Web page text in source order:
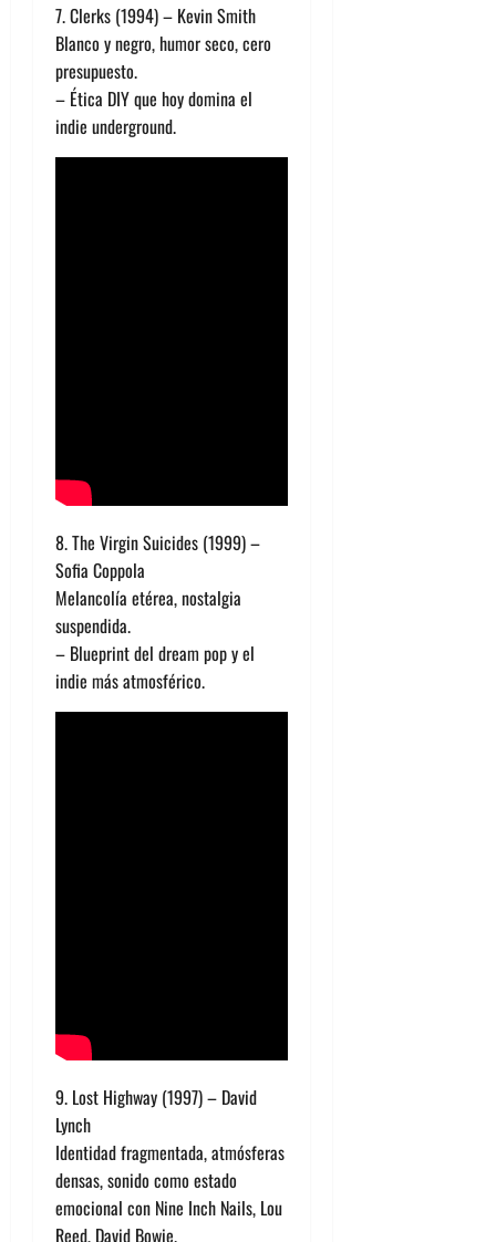
7. Clerks (1994) – Kevin Smith
Blanco y negro, humor seco, cero
presupuesto.
– Ética DIY que hoy domina el
indie underground.
8. The Virgin Suicides (1999) –
Sofia Coppola
Melancolía etérea, nostalgia
suspendida.
– Blueprint del dream pop y el
indie más atmosférico.
9. Lost Highway (1997) – David
Lynch
Identidad fragmentada, atmósferas
densas, sonido como estado
emocional con Nine Inch Nails, Lou
Reed, David Bowie.